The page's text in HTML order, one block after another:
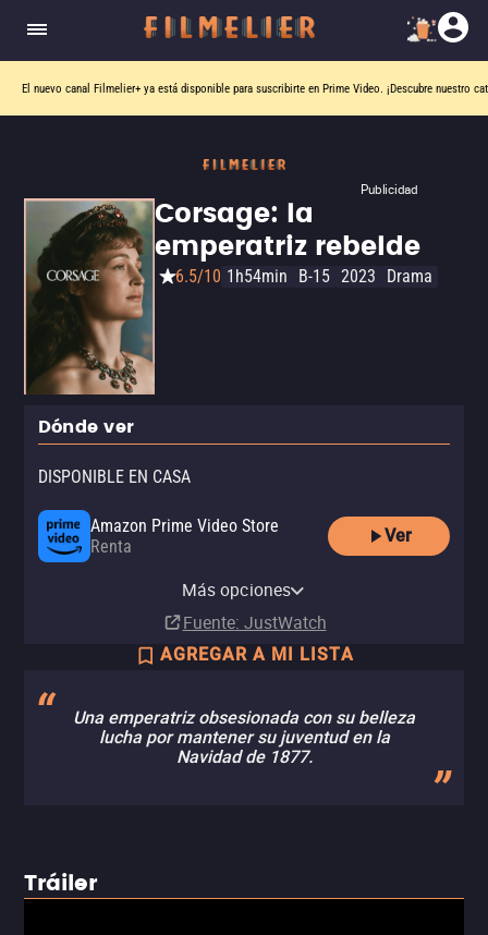
El nuevo canal Filmelier+ ya está disponible para suscribirte en Prime Video. ¡Descubre nuestro
Publicidad
Corsage: la
emperatriz rebelde
6.5/10 1h54min B-15 2023 Drama
Dónde ver
DISPONIBLE EN CASA
Amazon Prime Video Store
Renta
Ver
Más opciones
Fuente: JustWatch
AGREGAR A MI LISTA
Una emperatriz obsesionada con su belleza
lucha por mantener su juventud en la
Navidad de 1877.
Tráiler